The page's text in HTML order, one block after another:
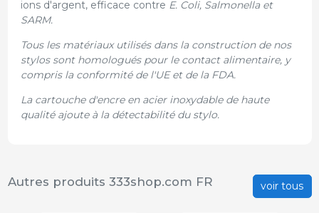
ions d'argent, efficace contre E. Coli, Salmonella et
SARM.
Tous les matériaux utilisés dans la construction de nos
stylos sont homologués pour le contact alimentaire, y
compris la conformité de l'UE et de la FDA.
La cartouche d'encre en acier inoxydable de haute
qualité ajoute à la détectabilité du stylo.
voir tous
Autres produits 333shop.com FR